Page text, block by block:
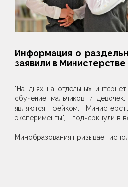
Информация о
заявили в
"На днях на отдельных
обучение мальчиков и
являются фейком.
эксперименты", - подчеркнули в
Минобразования призывает